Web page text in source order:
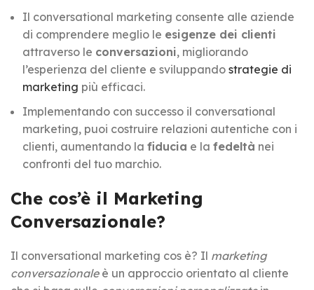
Il conversational marketing consente alle aziende
di comprendere meglio le esigenze dei clienti
attraverso le conversazioni, migliorando
l’esperienza del cliente e sviluppando strategie di
marketing più efficaci.
Implementando con successo il conversational
marketing, puoi costruire relazioni autentiche con i
clienti, aumentando la fiducia e la fedeltà nei
confronti del tuo marchio.
Che cos’è il Marketing
Conversazionale?
Il conversational marketing cos è? Il marketing
conversazionaleè un approccio orientato al cliente